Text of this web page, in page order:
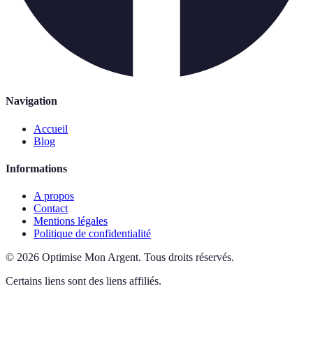
Navigation
Accueil
Blog
Informations
A propos
Contact
Mentions légales
Politique de confidentialité
© 2026 Optimise Mon Argent. Tous droits réservés.
Certains liens sont des liens affiliés.